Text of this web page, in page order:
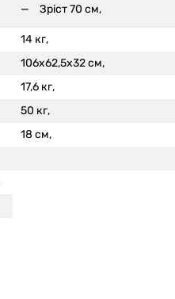
Зріст 70 см,
14 кг,
106x62,5x32 см,
17,6 кг,
50 кг,
18 см,